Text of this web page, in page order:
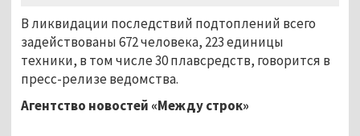
В ликвидации последствий подтоплений всего
задействованы 672 человека, 223 единицы
техники, в том числе 30 плавсредств, говорится в
пресс-релизе ведомства.
Агентство новостей «Между строк»